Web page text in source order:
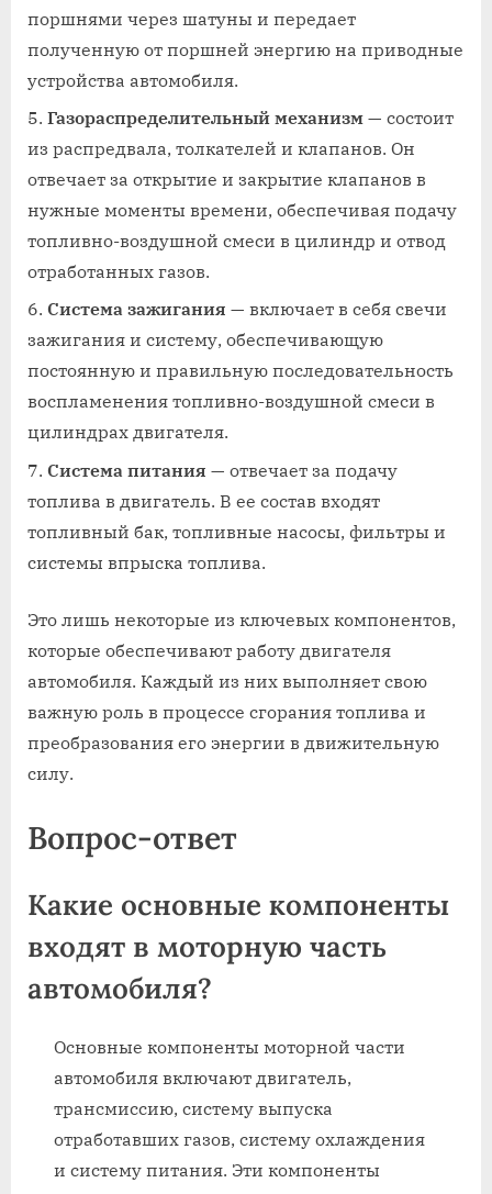
поршнями через шатуны и передает
полученную от поршней энергию на приводные
устройства автомобиля.
Газораспределительный механизм — состоит
из распредвала, толкателей и клапанов. Он
отвечает за открытие и закрытие клапанов в
нужные моменты времени, обеспечивая подачу
топливно-воздушной смеси в цилиндр и отвод
отработанных газов.
Система зажигания — включает в себя свечи
зажигания и систему, обеспечивающую
постоянную и правильную последовательность
воспламенения топливно-воздушной смеси в
цилиндрах двигателя.
Система питания — отвечает за подачу
топлива в двигатель. В ее состав входят
топливный бак, топливные насосы, фильтры и
системы впрыска топлива.
Это лишь некоторые из ключевых компонентов,
которые обеспечивают работу двигателя
автомобиля. Каждый из них выполняет свою
важную роль в процессе сгорания топлива и
преобразования его энергии в движительную
силу.
Вопрос-ответ
Какие основные компоненты
входят в моторную часть
автомобиля?
Основные компоненты моторной части
автомобиля включают двигатель,
трансмиссию, систему выпуска
отработавших газов, систему охлаждения
и систему питания. Эти компоненты